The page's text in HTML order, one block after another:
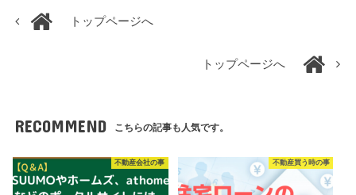
トップページへ
トップページへ
RECOMMEND こちらの記事も人気です。
不動産会社の事 不動産買う時の事